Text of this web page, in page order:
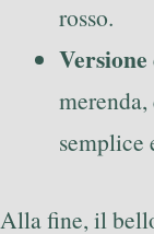
rosso.
Versione
semplice
Alla fine, il